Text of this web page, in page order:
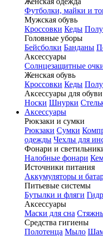
Футболки, майки и
Мужская обувь
Кроссовки Кеды
Головные уборы
Бейсболки Банданы
Аксессуары
Солнцезащитные
Женская обувь
Кроссовки Кеды
Аксессуары для обуви
Носки Шнурки
Аксессуары
Рюкзаки и сумки
Рюкзаки Сумки
одежды Чехлы для
Фонари и
Налобные фонари
Источники питания
Аккумуляторы и
Питьевые системы
Бутылки и фляги
Аксессуары
Маски для сна
Средства гигиены
Полотенца Мыло